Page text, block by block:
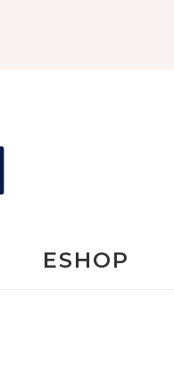
ESHOP